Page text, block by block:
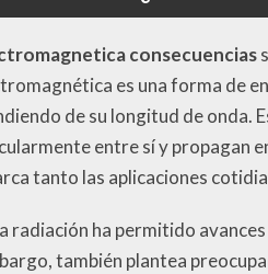
consecuencias
es una forma de
de su longitud de onda.
entre sí y propagan
tanto las aplicaciones
radiación ha permitido
también plantea